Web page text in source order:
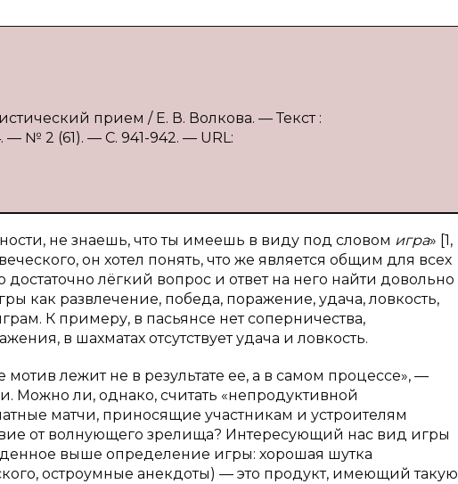
прием / Е. В. Волкова. — Текст :
№ 2 (61). — С. 941-942. — URL:
не знаешь, что ты имеешь в виду под словом игра» [1,
он хотел понять, что же является общим для всех
достаточно лёгкий вопрос и ответ на него найти довольно
как развлечение, победа, поражение, удача, ловкость,
К примеру, в пасьянсе нет соперничества,
в шахматах отсутствует удача и ловкость.
лежит не в результате ее, а в самом процессе», —
Можно ли, однако, считать «непродуктивной
матчи, приносящие участникам и устроителям
от волнующего зрелища? Интересующий нас вид игры
выше определение игры: хорошая шутка
остроумные анекдоты) — это продукт, имеющий такую